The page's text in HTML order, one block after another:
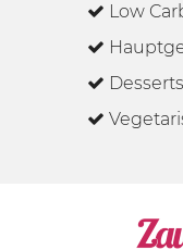
Low
Desserts